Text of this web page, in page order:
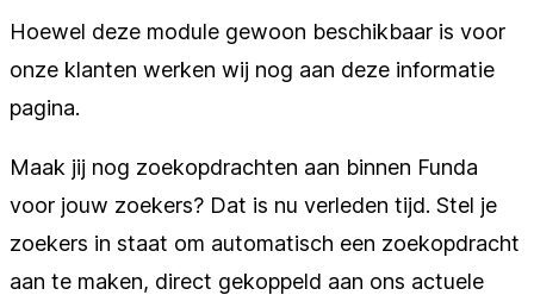
Hoewel deze module gewoon beschikbaar is voor
onze klanten werken wij nog aan deze informatie
pagina.
Maak jij nog zoekopdrachten aan binnen Funda
voor jouw zoekers? Dat is nu verleden tijd. Stel je
zoekers in staat om automatisch een zoekopdracht
aan te maken, direct gekoppeld aan ons actuele